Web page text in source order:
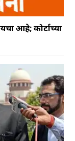
आहे; कोर्टाच्या